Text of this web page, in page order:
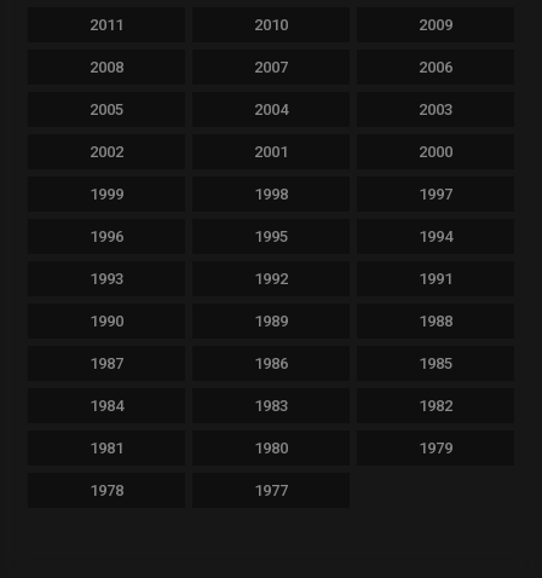
2011 2010 2009
2008 2007 2006
2005 2004 2003
2002 2001 2000
1999 1998 1997
1996 1995 1994
1993 1992 1991
1990 1989 1988
1987 1986 1985
1984 1983 1982
1981 1980 1979
1978 1977